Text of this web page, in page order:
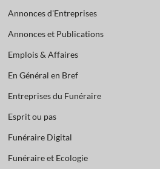
Annonces d'Entreprises
Annonces et Publications
Emplois & Affaires
En Général en Bref
Entreprises du Funéraire
Esprit ou pas
Funéraire Digital
Funéraire et Ecologie